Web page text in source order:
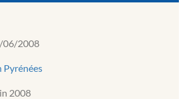
06/2008
Pyrénées
2008